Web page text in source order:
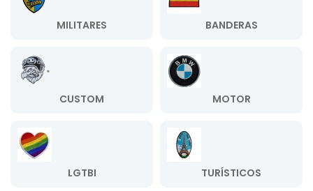
MILITARES BANDERAS
CUSTOM MOTOR
LGTBI TURÍSTICOS